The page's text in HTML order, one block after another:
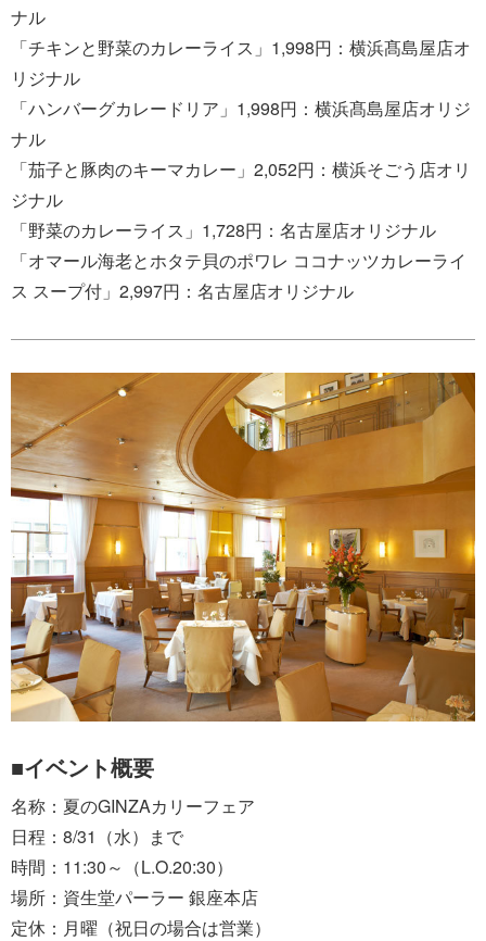
ナル
「チキンと野菜のカレーライス」1,998円：横浜髙島屋店オ
リジナル
「ハンバーグカレードリア」1,998円：横浜髙島屋店オリジ
ナル
「茄子と豚肉のキーマカレー」2,052円：横浜そごう店オリ
ジナル
「野菜のカレーライス」1,728円：名古屋店オリジナル
「オマール海老とホタテ貝のポワレ ココナッツカレーライ
ス スープ付」2,997円：名古屋店オリジナル
■イベント概要
名称：夏のGINZAカリーフェア
日程：8/31（水）まで
時間：11:30～（L.O.20:30）
場所：資生堂パーラー 銀座本店
定休：月曜（祝日の場合は営業）